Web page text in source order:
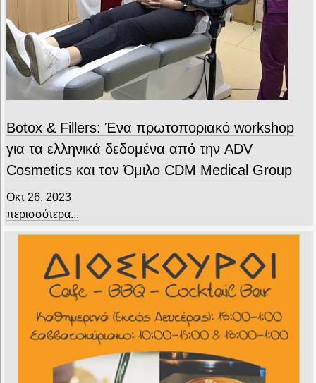
Botox & Fillers: Ένα πρωτοποριακό workshop
για τα ελληνικά δεδομένα από την ADV
Cosmetics και τον Όμιλο CDM Medical Group
Οκτ 26, 2023
περισσότερα...